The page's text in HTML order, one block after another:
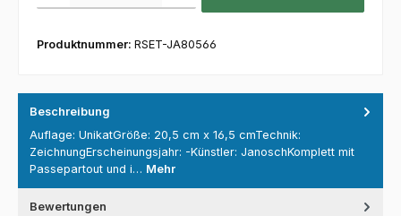
Produktnummer: RSET-JA80566
Beschreibung
Auflage: UnikatGröße: 20,5 cm x 16,5 cmTechnik:
ZeichnungErscheinungsjahr: -Künstler: JanoschKomplett mit
Passepartout und i… Mehr
Bewertungen